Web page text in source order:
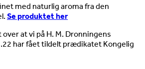
med naturlig aroma fra den
Se produktet her
at vi på H. M. Dronningens
har fået tildelt prædikatet Kongelig